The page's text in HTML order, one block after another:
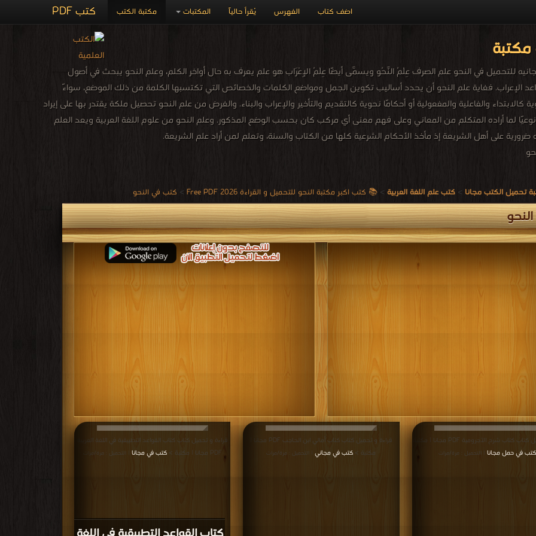
كتب PDF مكتبة الكتب المكتبات يُقرأ حالياً الفهرس اضف كتاب
للتحميل في النحو علم الصرف عِلْمُ النَّحُو ويسمَّى أيضًا عِلْمُ الإِعْرَاب هو علم يعرف به حال أواخر الكلم، وعلم النحو يبحث في أصول
الإعراب. فغاية علم النحو أن يحدد أساليب تكوين الجمل ومواضع الكلمات والخصائص التي تكتسبها الكلمة من ذلك الموضع، سواءً
والفاعلية والمفعولية أو أحكامًا نحوية كالتقديم والتأخير والإعراب والبناء. والغرض من علم النحو تحصيل ملكة يقتدر بها على إيراد
لما أراده المتكلم من المعاني وعلى فهم معنى أي مركب كان بحسب الوضع المذكور. وعلم النحو من علوم اللغة العربية ويعد العلم
ضرورية على أهل الشريعة إذ مأخذ الأحكام الشرعية كلها من الكتاب والسنة، وتعلم لمن أراد علم الشريعة.
تحميل الكتب مجانا > كتب علم اللغة العربية > 📚 كتب اكبر مكتبة النحو للتحميل و القراءة 2026 Free PDF > كتب في النحو
قراءة و تحميل كتاب كتاب القواعد التطبيقية في اللغة العربية
PDF مجانا | مكتبة >
كتب في مجانا | التحميل : مرة/مرات
قراءة و تحميل كتاب كتاب أمالي ابن الحاجب PDF مجانا |
مكتبة > كتب في مجاني| التحميل : مرة/مرات
قراءة و تحميل كتاب كتاب شرح الآجرومية PDF مجانا | مكتبة
كتب في حمل مجانا | التحميل : مرة/مرات